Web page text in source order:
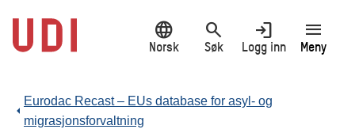
hovedinnhold
language
Norsk
search
Søk
login
Logg inn
menu
Meny
Eurodac Recast – EUs database for asyl- og
migrasjonsforvaltning